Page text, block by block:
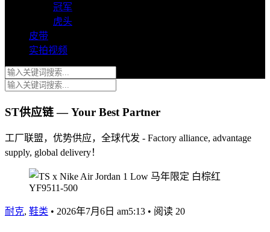
冠军
虎头
皮带
实拍视频
ST供应链 — Your Best Partner
工厂联盟，优势供应，全球代发 - Factory alliance, advantage
supply, global delivery！
耐克, 鞋类 • 2026年7月6日 am5:13 • 阅读 20